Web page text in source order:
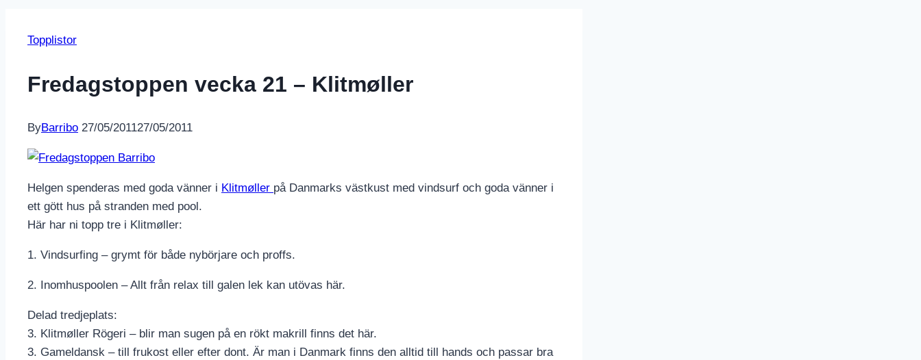
Topplistor
Fredagstoppen vecka 21 – Klitmøller
ByBarribo 27/05/201127/05/2011
Helgen spenderas med goda vänner i Klitmøller på Danmarks västkust med vindsurf och goda vänner i
ett gött hus på stranden med pool.
Här har ni topp tre i Klitmøller:
1. Vindsurfing – grymt för både nybörjare och proffs.
2. Inomhuspoolen – Allt från relax till galen lek kan utövas här.
Delad tredjeplats:
3. Klitmøller Rögeri – blir man sugen på en rökt makrill finns det här.
3. Gameldansk – till frukost eller efter dont. Är man i Danmark finns den alltid till hands och passar bra